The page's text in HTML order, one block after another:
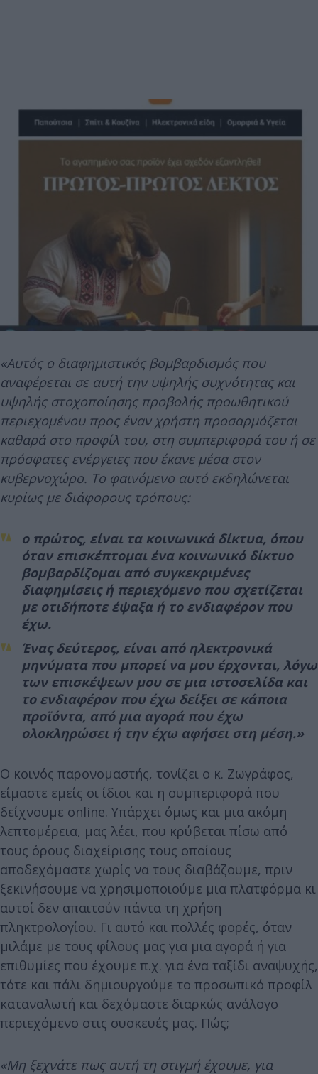
«Αυτός ο διαφημιστικός βομβαρδισμός που
αναφέρεται σε αυτή την υψηλής συχνότητας και
υψηλής στοχοποίησης προβολής προωθητικού
περιεχομένου προς έναν χρήστη προσαρμόζεται
καθαρά στο προφίλ του, στη συμπεριφορά του ή σε
πρόσφατες ενέργειες που έκανε μέσα στον
κυβερνοχώρο. Το φαινόμενο αυτό εκδηλώνεται
κυρίως με διάφορους τρόπους:
o πρώτος, είναι τα κοινωνικά δίκτυα, όπου
όταν επισκέπτομαι ένα κοινωνικό δίκτυο
βομβαρδίζομαι από συγκεκριμένες
διαφημίσεις ή περιεχόμενο που σχετίζεται
με οτιδήποτε έψαξα ή το ενδιαφέρον που
έχω.
Ένας δεύτερος, είναι από ηλεκτρονικά
μηνύματα που μπορεί να μου έρχονται, λόγω
των επισκέψεων μου σε μια ιστοσελίδα και
το ενδιαφέρον που έχω δείξει σε κάποια
προϊόντα, από μια αγορά που έχω
ολοκληρώσει ή την έχω αφήσει στη μέση.»
Ο κοινός παρονομαστής, τονίζει ο κ. Ζωγράφος,
είμαστε εμείς οι ίδιοι και η συμπεριφορά που
δείχνουμε online. Υπάρχει όμως και μια ακόμη
λεπτομέρεια, μας λέει, που κρύβεται πίσω από
τους όρους διαχείρισης τους οποίους
αποδεχόμαστε χωρίς να τους διαβάζουμε, πριν
ξεκινήσουμε να χρησιμοποιούμε μια πλατφόρμα κι
αυτοί δεν απαιτούν πάντα τη χρήση
πληκτρολογίου. Γι αυτό και πολλές φορές, όταν
μιλάμε με τους φίλους μας για μια αγορά ή για
επιθυμίες που έχουμε π.χ. για ένα ταξίδι αναψυχής,
τότε και πάλι δημιουργούμε το προσωπικό προφίλ
καταναλωτή και δεχόμαστε διαρκώς ανάλογο
περιεχόμενο στις συσκευές μας. Πώς;
«Μη ξεχνάτε πως αυτή τη στιγμή έχουμε, για